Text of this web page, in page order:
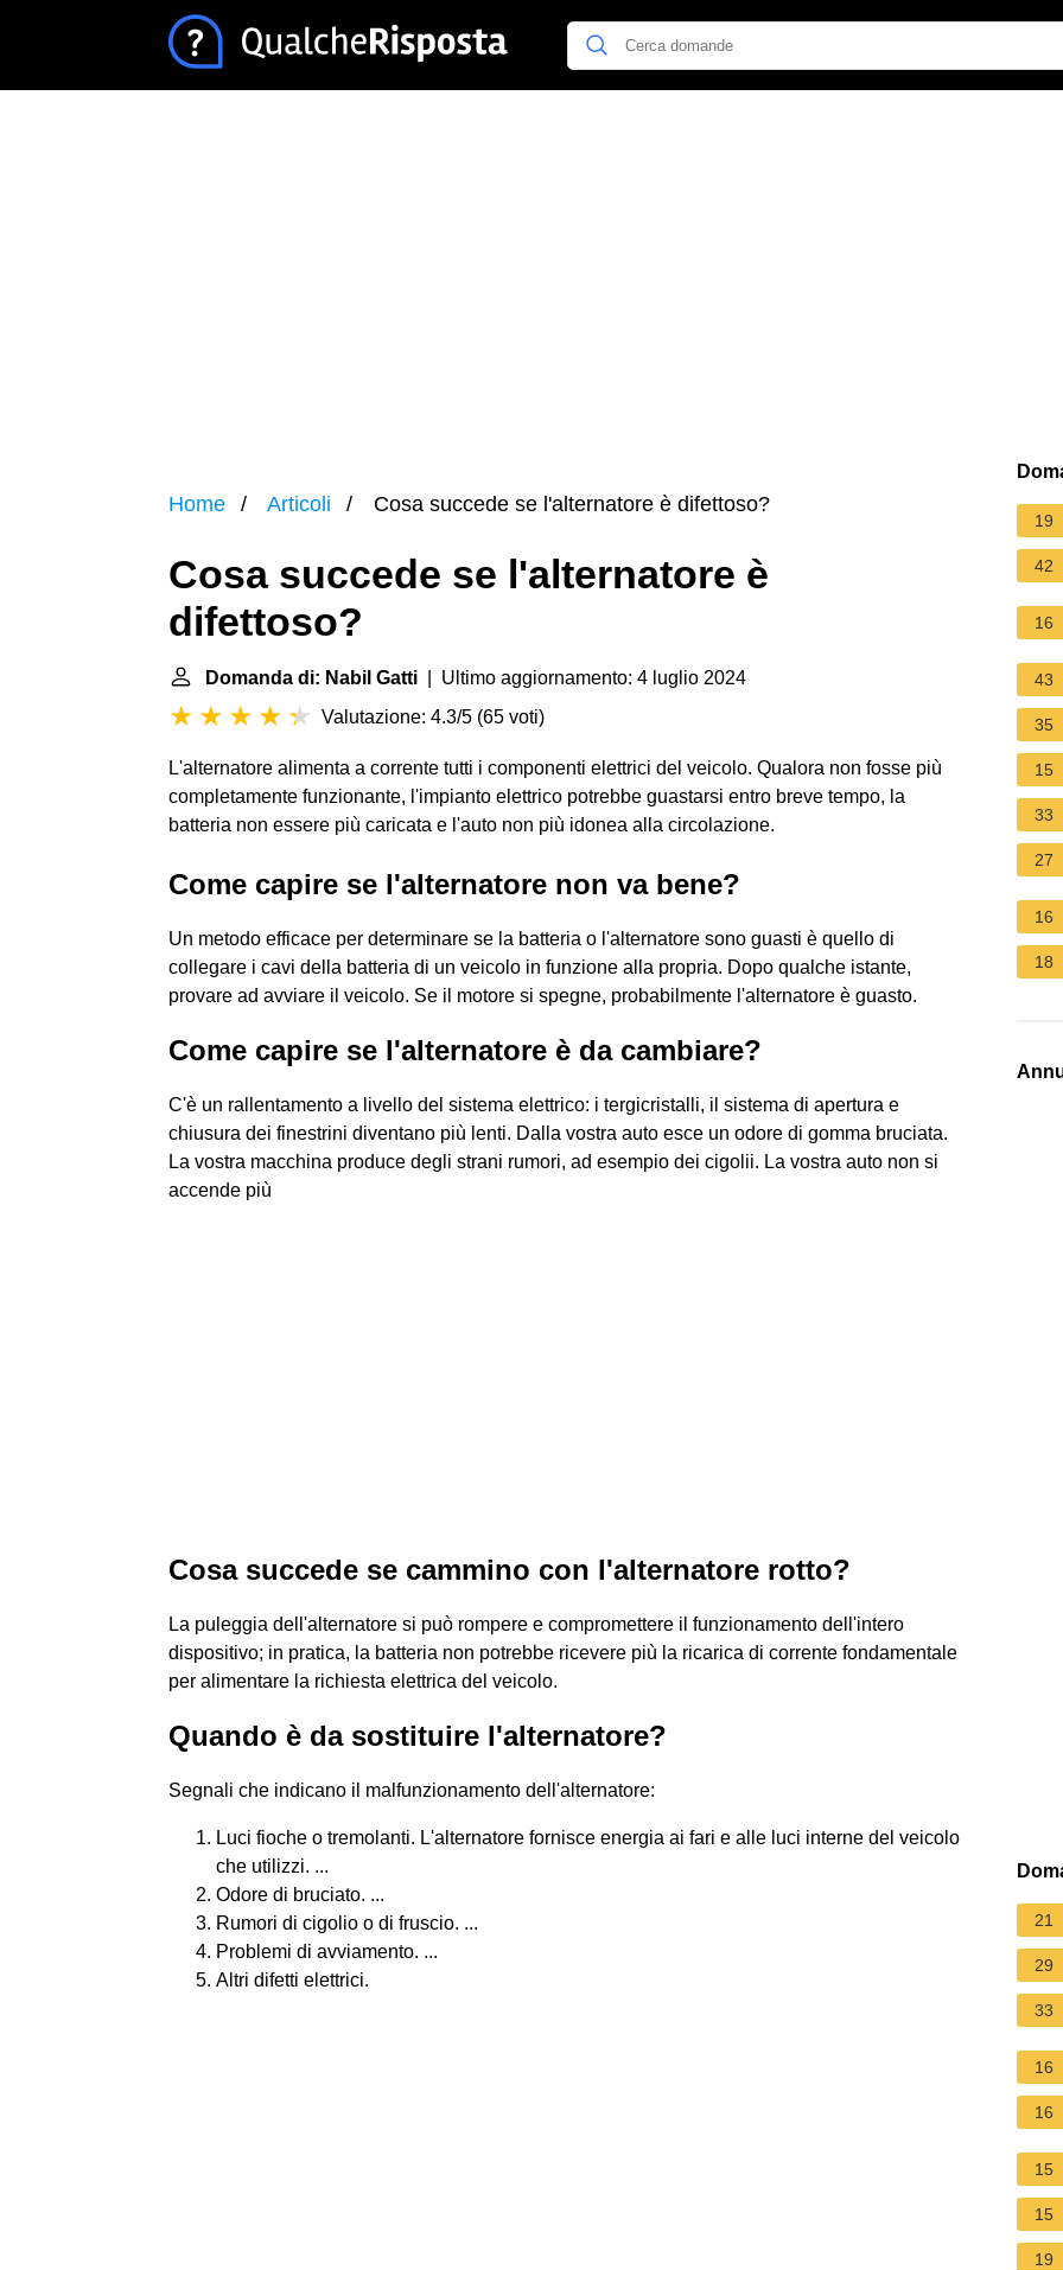
Home Articoli Cosa succede se l'alternatore è difettoso?
Cosa succede se l'alternatore è
difettoso?
Domanda di: Nabil Gatti | Ultimo aggiornamento: 4 luglio 2024
Valutazione: 4.3/5 (65 voti)
L'alternatore alimenta a corrente tutti i componenti elettrici del veicolo. Qualora non fosse più
completamente funzionante, l'impianto elettrico potrebbe guastarsi entro breve tempo, la
batteria non essere più caricata e l'auto non più idonea alla circolazione.
Come capire se l'alternatore non va bene?
Un metodo efficace per determinare se la batteria o l'alternatore sono guasti è quello di
collegare i cavi della batteria di un veicolo in funzione alla propria. Dopo qualche istante,
provare ad avviare il veicolo. Se il motore si spegne, probabilmente l'alternatore è guasto.
Come capire se l'alternatore è da cambiare?
C'è un rallentamento a livello del sistema elettrico: i tergicristalli, il sistema di apertura e
chiusura dei finestrini diventano più lenti. Dalla vostra auto esce un odore di gomma bruciata.
La vostra macchina produce degli strani rumori, ad esempio dei cigolii. La vostra auto non si
accende più
Cosa succede se cammino con l'alternatore rotto?
La puleggia dell'alternatore si può rompere e compromettere il funzionamento dell'intero
dispositivo; in pratica, la batteria non potrebbe ricevere più la ricarica di corrente fondamentale
per alimentare la richiesta elettrica del veicolo.
Quando è da sostituire l'alternatore?
Segnali che indicano il malfunzionamento dell'alternatore:
Luci fioche o tremolanti. L'alternatore fornisce energia ai fari e alle luci interne del veicolo
che utilizzi. ...
Odore di bruciato. ...
Rumori di cigolio o di fruscio. ...
Problemi di avviamento. ...
Altri difetti elettrici.
19
42
16
43
35
15
33
27
16
18
21
29
33
16
16
15
15
19